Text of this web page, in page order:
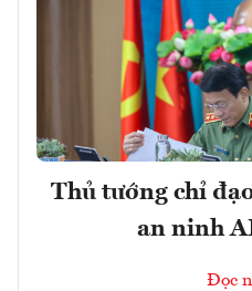
Thủ tướng chỉ
an ninh
Đọc